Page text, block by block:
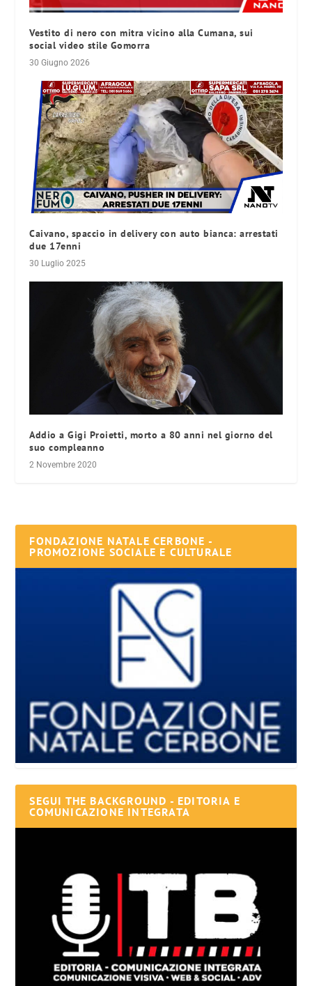
Vestito di nero con mitra vicino alla Cumana, sui
social video stile Gomorra
30 Giugno 2026
Caivano, spaccio in delivery con auto bianca: arrestati
due 17enni
30 Luglio 2025
Addio a Gigi Proietti, morto a 80 anni nel giorno del
suo compleanno
2 Novembre 2020
FONDAZIONE NATALE CERBONE -
PROMOZIONE SOCIALE E CULTURALE
SEGUI THE BACKGROUND - EDITORIA E
COMUNICAZIONE INTEGRATA